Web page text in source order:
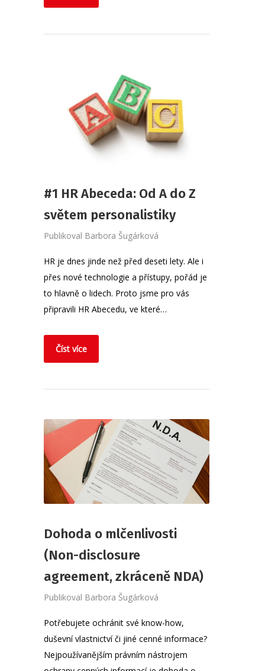
#1 HR Abeceda: Od A do Z
světem personalistiky
Publikoval Barbora Šugárková
HR je dnes jinde než před deseti lety. Ale i
přes nové technologie a přístupy, pořád je
to hlavně o lidech. Proto jsme pro vás
připravili HR Abecedu, ve které…
Číst více
Dohoda o mlčenlivosti
(Non-disclosure
agreement, zkráceně NDA)
Publikoval Barbora Šugárková
Potřebujete ochránit své know-how,
duševní vlastnictví či jiné cenné informace?
Nejpoužívanějším právním nástrojem